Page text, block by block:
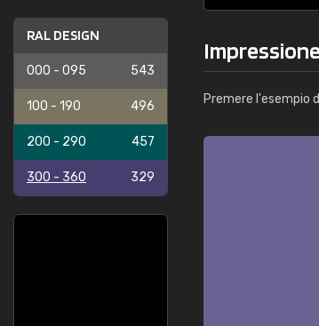
RAL DESIGN
000 - 095 543
100 - 190 496
200 - 290 457
300 - 360 329
Premere l'esempio